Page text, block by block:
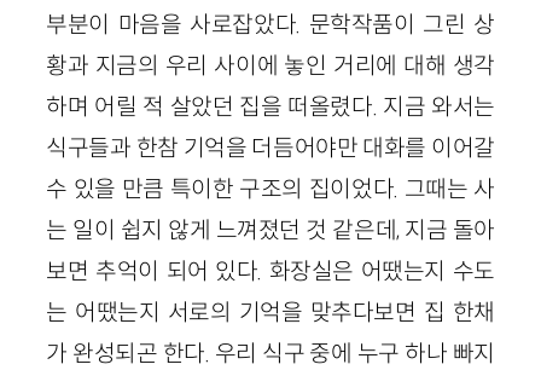
부분이 마음을 사로잡았다. 문학작품이 그린 상
황과 지금의 우리 사이에 놓인 거리에 대해 생각
하며 어릴 적 살았던 집을 떠올렸다. 지금 와서는
식구들과 한참 기억을 더듬어야만 대화를 이어갈
수 있을 만큼 특이한 구조의 집이었다. 그때는 사
는 일이 쉽지 않게 느껴졌던 것 같은데, 지금 돌아
보면 추억이 되어 있다. 화장실은 어땠는지 수도
는 어땠는지 서로의 기억을 맞추다보면 집 한채
가 완성되곤 한다. 우리 식구 중에 누구 하나 빠지